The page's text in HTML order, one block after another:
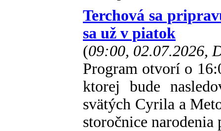
Terchová sa
sa už v piatok
(09:00, 02.07.2026,
Program otvorí o
ktorej bude
svätých Cyrila a
storočnice narodenia